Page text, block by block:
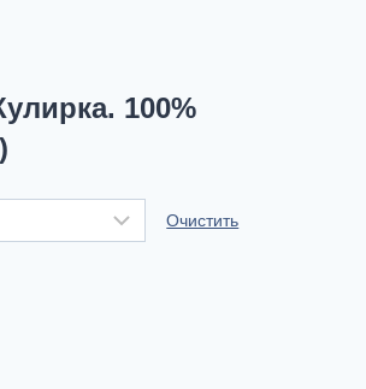
100%
Очистить